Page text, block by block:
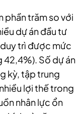
phần trăm so với
dự án đầu tư
trì được mức
42,4%). Số dự án
kỳ, tập trung
lợi thế trong
nhân lực ổn